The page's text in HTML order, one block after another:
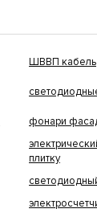
ШВВП кабель
фонари
плитку